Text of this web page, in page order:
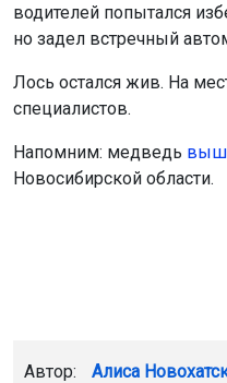
водителей попытался
но задел встречный
Лось остался жив. На
специалистов.
Напомним: медведь
Новосибирской области.
Автор: Алиса